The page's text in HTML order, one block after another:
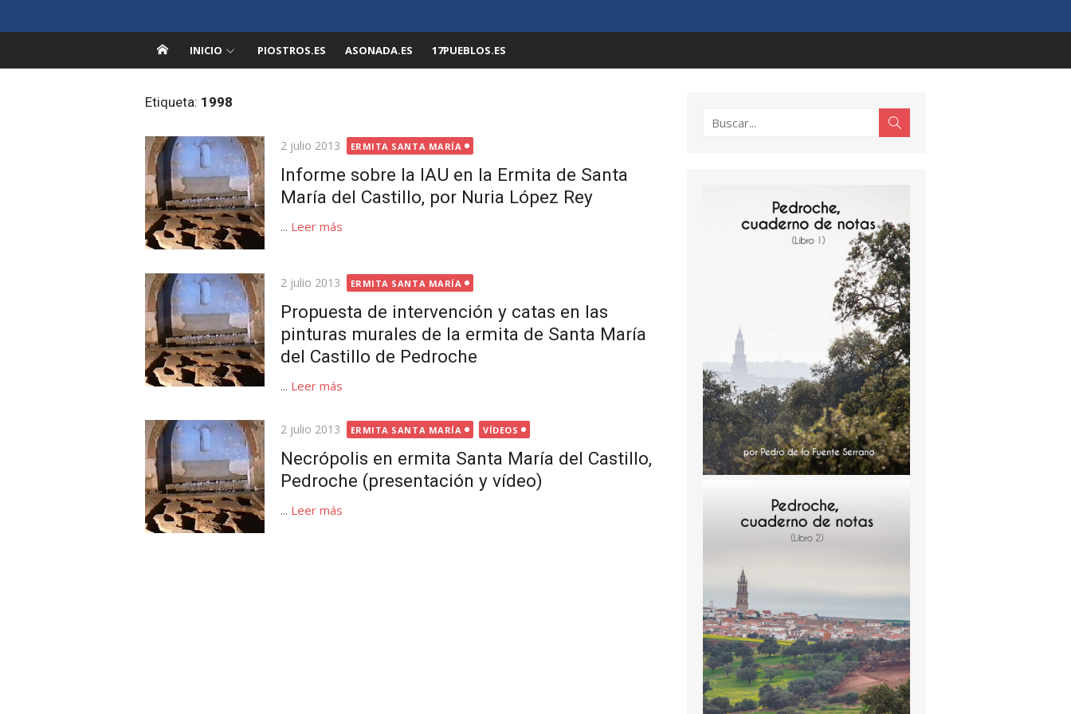
al
Pedroche en la Red
Información sobre Pedroche, Córdoba
INICIO
PIOSTROS.ES ASONADA.ES 17PUEBLOS.ES
Etiqueta: 1998
Publicada
2 julio 2013 ERMITA SANTA MARÍA
Informe sobre la IAU en la Ermita de Santa
María del Castillo, por Nuria López Rey
... Leer más
Publicada
2 julio 2013 ERMITA SANTA MARÍA
Propuesta de intervención y catas en las
pinturas murales de la ermita de Santa María
del Castillo de Pedroche
... Leer más
Publicada
2 julio 2013 ERMITA SANTA MARÍA VÍDEOS
Necrópolis en ermita Santa María del Castillo,
Pedroche (presentación y vídeo)
... Leer más
Buscar: